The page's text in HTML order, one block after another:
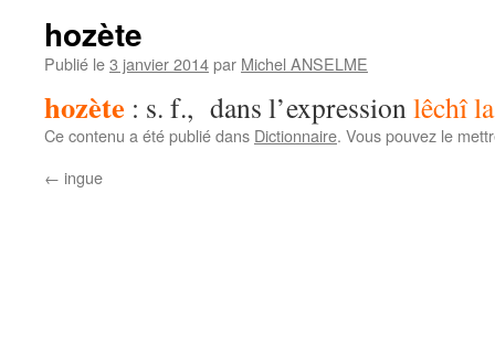
hozète
Publié le3 janvier 2014par Michel ANSELME
hozète : s. f., dans l’expressionlêchî
Ce contenu a été publié dans Dictionnaire. Vous pouvez le
← ingue